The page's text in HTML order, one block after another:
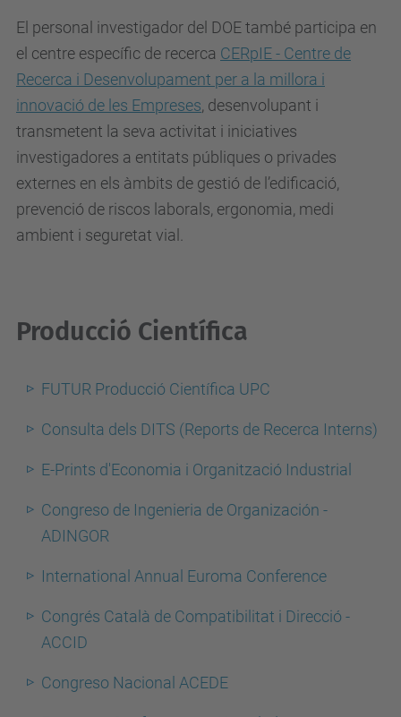
El personal investigador del DOE també participa en
el centre específic de recerca CERpIE - Centre de
Recerca i Desenvolupament per a la millora i
innovació de les Empreses, desenvolupant i
transmetent la seva activitat i iniciatives
investigadores a entitats públiques o privades
externes en els àmbits de gestió de l’edificació,
prevenció de riscos laborals, ergonomia, medi
ambient i seguretat vial.
Producció Científica
FUTUR Producció Científica UPC
Consulta dels DITS (Reports de Recerca Interns)
E-Prints d'Economia i Organització Industrial
Congreso de Ingenieria de Organización -
ADINGOR
International Annual Euroma Conference
Congrés Català de Compatibilitat i Direcció -
ACCID
Congreso Nacional ACEDE